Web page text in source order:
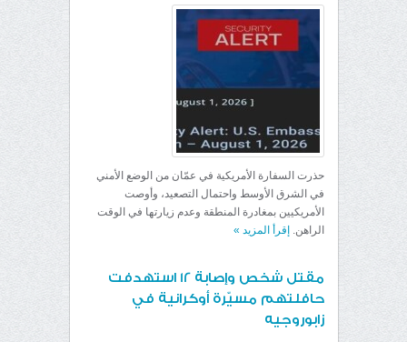
حذرت السفارة الأمريكية في عمّان من الوضع الأمني
في الشرق الأوسط واحتمال التصعيد، وأوصت
الأمريكيين بمغادرة المنطقة وعدم زيارتها في الوقت
الراهن. إقرأ المزيد »
مقتل شخص وإصابة 12 استهدفت
حافلتهم مسيّرة أوكرانية في
زابوروجيه